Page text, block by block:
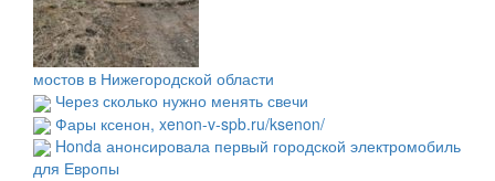
мостов в Нижегородской области
Через сколько нужно менять свечи
Фары ксенон, xenon-v-spb.ru/ksenon/
Honda анонсировала первый городской электромобиль
для Европы